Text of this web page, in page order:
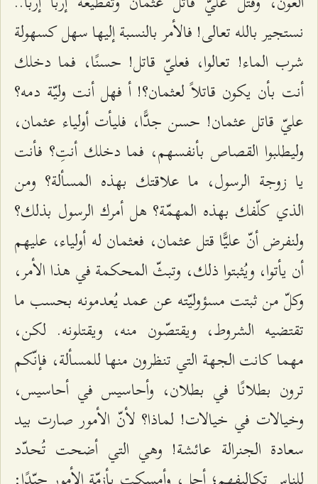
نستجير بالله تعالى! فالأمر بالنسبة إليها سهل كسهولة
شرب الماء! تعالوا، فعليّ قاتل! حسنًا، فما دخلك
أنت بأن يكون قاتلاً لعثمان؟! أ فهل أنت وليّة دمه؟
عليّ قاتل عثمان! حسن جدًّا، فليأت أولياء عثمان،
وليطلبوا القصاص بأنفسهم، فما دخلك أنتِ؟ فأنت
يا زوجة الرسول، ما علاقتك بهذه المسألة؟ ومن
الذي كلّفك بهذه المهمّة؟ هل أمرك الرسول بذلك؟
ولنفرض أنّ عليًّا قتل عثمان، فعثمان له أولياء، عليهم
أن يأتوا، ويُثبتوا ذلك، وتبثّ المحكمة في هذا الأمر،
وكلّ من ثبتت مسؤوليّته عن عمد يُعدمونه بحسب ما
تقتضيه الشروط، ويقتصّون منه، ويقتلونه. لكن،
مهما كانت الجهة التي تنظرون منها للمسألة، فإنّكم
ترون بطلانًا في بطلان، وأحاسيس في أحاسيس،
وخيالات في خيالات! لماذا؟ لأنّ الأمور صارت بيد
سعادة الجنرالة عائشة! وهي التي أضحت تُحدّد